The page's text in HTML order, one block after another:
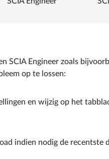
Engineer zoals
op te lossen:
en wijzig op het
indien nodig de recentste